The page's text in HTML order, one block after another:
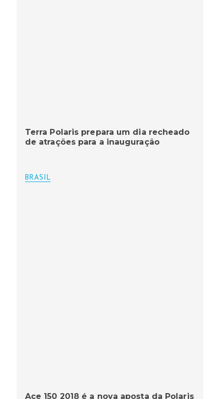
Terra Polaris prepara um dia recheado
de atrações para a inauguração
BRASIL
Ace 150 2018 é a nova aposta da Polaris